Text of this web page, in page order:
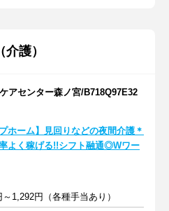
護）
アセンター森ノ宮/B718Q97E32
プホーム】見回りなどの夜間介護＊
よく稼げる!!シフト融通◎Wワー
1,292円（各種手当あり）